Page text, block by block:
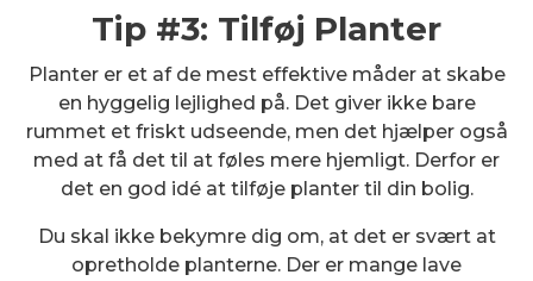
Tip #3: Tilføj Planter
Planter er et af de mest effektive måder at skabe
en hyggelig lejlighed på. Det giver ikke bare
rummet et friskt udseende, men det hjælper også
med at få det til at føles mere hjemligt. Derfor er
det en god idé at tilføje planter til din bolig.
Du skal ikke bekymre dig om, at det er svært at
opretholde planterne. Der er mange lave